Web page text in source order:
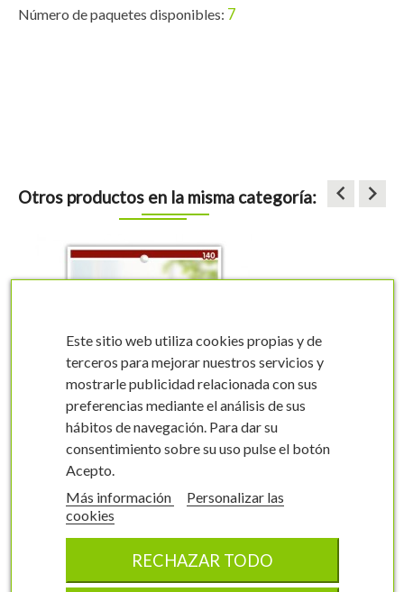
Número de paquetes disponibles: 7
Otros productos en la misma categoría: keyboard_arrow_left
Rubus fruticosus
0140FMEC0
keyboard_arrow_right
Este sitio web utiliza cookies propias y de
terceros para mejorar nuestros servicios y
mostrarle publicidad relacionada con sus
preferencias mediante el análisis de sus
hábitos de navegación. Para dar su
consentimiento sobre su uso pulse el botón
Acepto.
Más información
Personalizar las
cookies
RECHAZAR TODO